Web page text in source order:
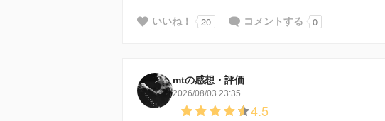
いいね！ 20 コメントする 0
mtの感想・評価
2026/08/03 23:35
4.5